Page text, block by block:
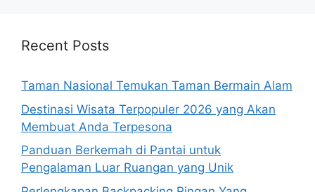
Recent Posts
Taman Nasional Temukan Taman Bermain Alam
Destinasi Wisata Terpopuler 2026 yang Akan
Membuat Anda Terpesona
Panduan Berkemah di Pantai untuk
Pengalaman Luar Ruangan yang Unik